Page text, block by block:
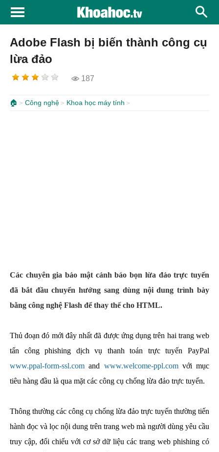
Adobe Flash bị biến thành công cụ
lừa đảo
187
🏠 Công nghệ Khoa học máy tính
Các chuyên gia bảo mật cảnh báo bọn lừa đảo trực tuyến
đã bắt đầu chuyển hướng sang dùng nội dung trình bày
bằng công nghệ Flash để thay thế cho HTML.
Thủ đoạn đó mới đây nhất đã được ứng dụng trên hai trang web
tấn công phishing dịch vụ thanh toán trực tuyến PayPal
www.ppal-form-ssl.com and www.welcome-ppl.comvới mục
tiêu hàng đầu là qua mặt các công cụ chống lừa đảo trực tuyến.
Thông thường các công cụ chống lừa đảo trực tuyến thường tiến
hành đọc và lọc nội dung trên trang web mà người dùng yêu cầu
truy cập, đối chiếu với cơ sở dữ liệu các trang web phishing có